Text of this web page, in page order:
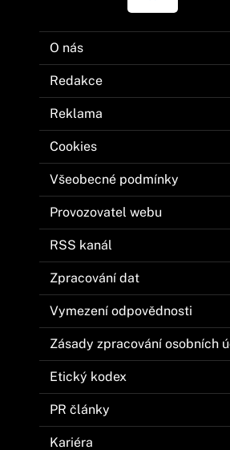
O nás
Redakce
Reklama
Cookies
Všeobecné podmínky
Provozovatel webu
RSS kanál
Zpracování dat
Vymezení odpovědnosti
Zásady zpracování osobních
Etický kodex
PR články
Kariéra